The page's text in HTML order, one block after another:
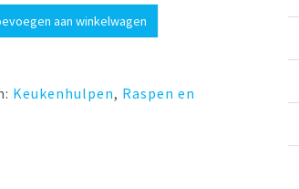
aan winkelwagen
Keukenhulpen, Raspen en